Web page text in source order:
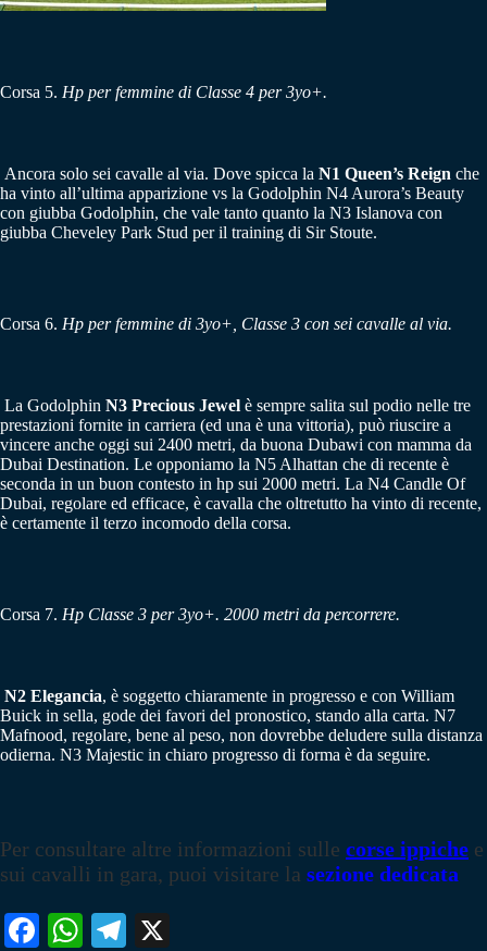
Corsa 5. Hp per femmine di Classe 4 per 3yo+.
Ancora solo sei cavalle al via. Dove spicca la N1 Queen’s Reign che
ha vinto all’ultima apparizione vs la Godolphin N4 Aurora’s Beauty
con giubba Godolphin, che vale tanto quanto la N3 Islanova con
giubba Cheveley Park Stud per il training di Sir Stoute.
Corsa 6. Hp per femmine di 3yo+, Classe 3 con sei cavalle al via.
La Godolphin N3 Precious Jewel è sempre salita sul podio nelle tre
prestazioni fornite in carriera (ed una è una vittoria), può riuscire a
vincere anche oggi sui 2400 metri, da buona Dubawi con mamma da
Dubai Destination. Le opponiamo la N5 Alhattan che di recente è
seconda in un buon contesto in hp sui 2000 metri. La N4 Candle Of
Dubai, regolare ed efficace, è cavalla che oltretutto ha vinto di recente,
è certamente il terzo incomodo della corsa.
Corsa 7. Hp Classe 3 per 3yo+. 2000 metri da percorrere.
N2 Elegancia, è soggetto chiaramente in progresso e con William
Buick in sella, gode dei favori del pronostico, stando alla carta. N7
Mafnood, regolare, bene al peso, non dovrebbe deludere sulla distanza
odierna. N3 Majestic in chiaro progresso di forma è da seguire.
Per consultare altre informazioni sulle corse ippiche e
sui cavalli in gara, puoi visitare la sezione dedicata
Fa W
Te